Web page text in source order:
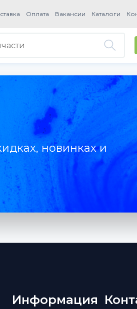
Оплата Вакансии Каталоги
новинках и
Информация